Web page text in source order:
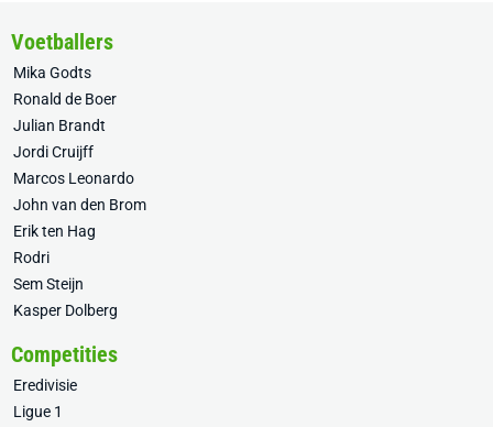
Voetballers
Mika Godts
Ronald de Boer
Julian Brandt
Jordi Cruijff
Marcos Leonardo
John van den Brom
Erik ten Hag
Rodri
Sem Steijn
Kasper Dolberg
Competities
Eredivisie
Ligue 1